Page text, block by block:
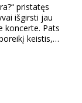
pristatęs
išgirsti jau
koncerte. Pats
keistis,
visuomet
ryšį su publika